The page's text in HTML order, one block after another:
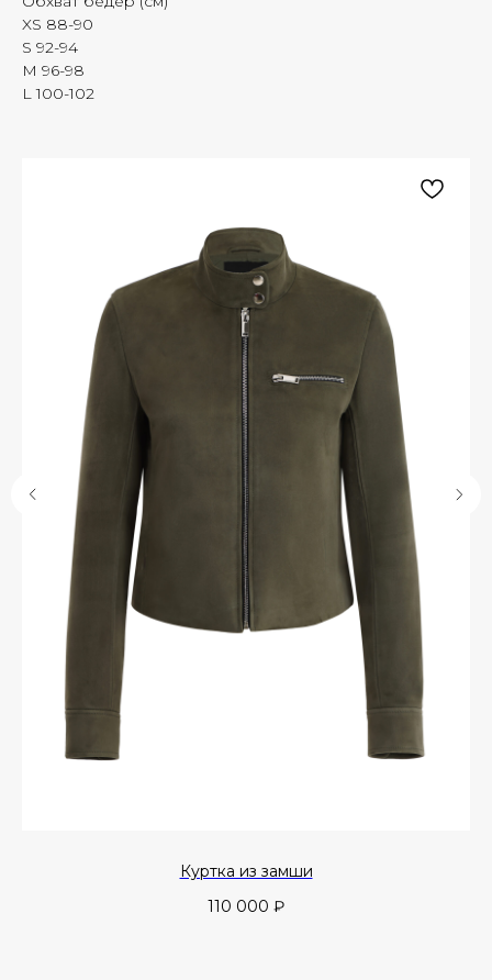
XS 88-90
S 92-94
M 96-98
L 100-102
Куртка из замши
110 000 ₽